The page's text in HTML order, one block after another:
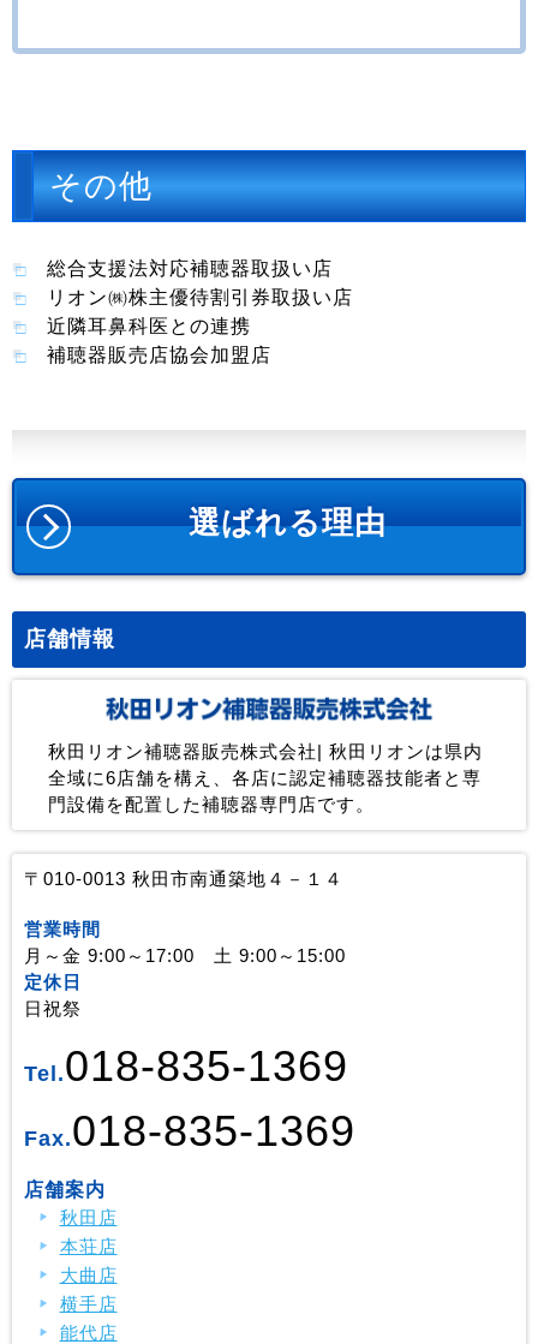
その他
総合支援法対応補聴器取扱い店
リオン㈱株主優待割引券取扱い店
近隣耳鼻科医との連携
補聴器販売店協会加盟店
選ばれる理由
店舗情報
秋田リオン補聴器販売株式会社| 秋田リオンは県内
全域に6店舗を構え、各店に認定補聴器技能者と専
門設備を配置した補聴器専門店です。
〒010-0013 秋田市南通築地４－１４
営業時間
月～金 9:00～17:00 土 9:00～15:00
定休日
日祝祭
Tel.018-835-1369
Fax.018-835-1369
店舗案内
秋田店
本荘店
大曲店
横手店
能代店